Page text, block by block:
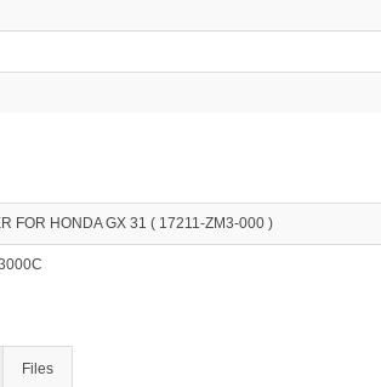
FOR HONDA GX 31 ( 17211-ZM3-000 )
Files